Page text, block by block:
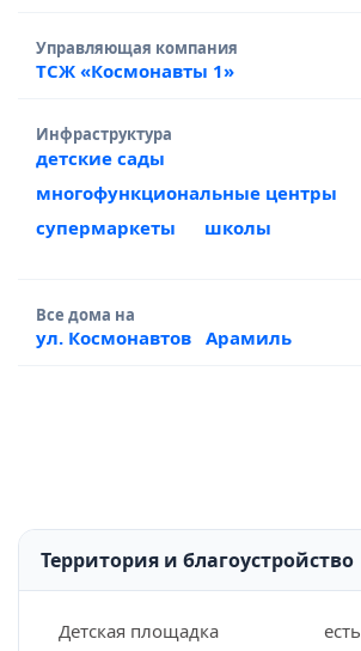
Управляющая компания
ТСЖ «Космонавты 1»
Инфраструктура
детские сады
многофункциональные центры
супермаркеты
школы
Все дома на
ул. Космонавтов Арамиль
Территория и благоустройство
Детская площадка
есть